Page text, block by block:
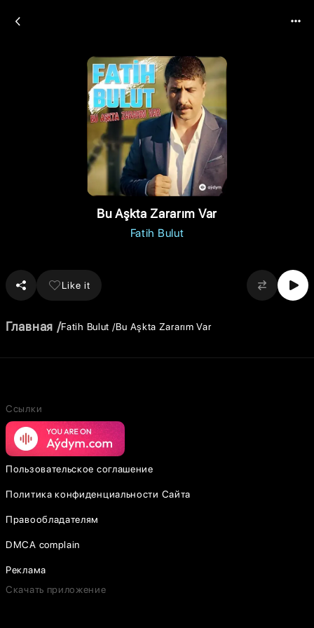
Bu Aşkta Zararım Var
Fatih Bulut
Like it
Главная Fatih Bulut Bu Aşkta Zararım Var
Ссылки
Пользовательское соглашение
Политика конфиденциальности Сайта
Правообладателям
DMCA complain
Реклама
Скачать приложение